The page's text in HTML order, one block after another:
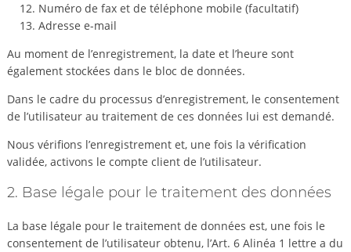
Numéro de fax et de téléphone mobile (facultatif)
Adresse e-mail
Au moment de l’enregistrement, la date et l’heure sont
également stockées dans le bloc de données.
Dans le cadre du processus d’enregistrement, le consentement
de l’utilisateur au traitement de ces données lui est demandé.
Nous vérifions l’enregistrement et, une fois la vérification
validée, activons le compte client de l’utilisateur.
2. Base légale pour le traitement des données
La base légale pour le traitement de données est, une fois le
consentement de l’utilisateur obtenu, l’Art. 6 Alinéa 1 lettre a du